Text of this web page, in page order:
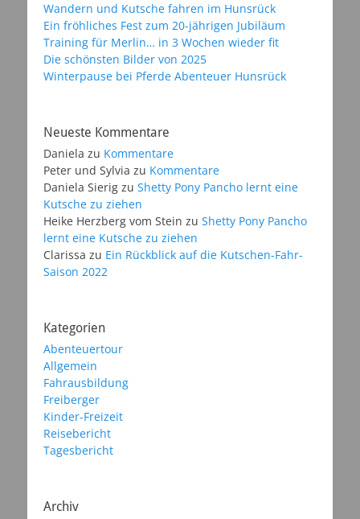
Wandern und Kutsche fahren im Hunsrück
Ein fröhliches Fest zum 20-jährigen Jubiläum
Training für Merlin… in 3 Wochen wieder fit
Die schönsten Bilder von 2025
Winterpause bei Pferde Abenteuer Hunsrück
Neueste Kommentare
Daniela zu Kommentare
Peter und Sylvia zu Kommentare
Daniela Sierig zu Shetty Pony Pancho lernt eine
Kutsche zu ziehen
Heike Herzberg vom Stein zu Shetty Pony Pancho
lernt eine Kutsche zu ziehen
Clarissa zu Ein Rückblick auf die Kutschen-Fahr-
Saison 2022
Kategorien
Abenteuertour
Allgemein
Fahrausbildung
Freiberger
Kinder-Freizeit
Reisebericht
Tagesbericht
Archiv